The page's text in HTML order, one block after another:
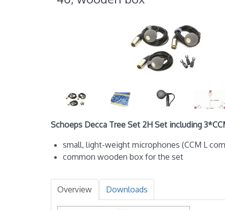
Schoeps Decca Tree Set 2H Set including
small, light-weight microphones (CCM L
common wooden box for the set
Overview Downloads